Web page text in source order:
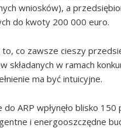
wniosków), a
do kwoty 200 000 euro.
co zawsze cieszy
składanych w ramach
ma być intuicyjne.
ARP wpłynęło blisko
i energooszczędne